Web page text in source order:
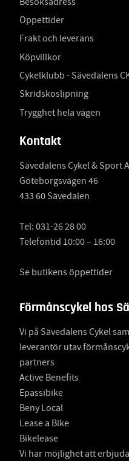
Öppettider
Frakt och leverans
Köpvillkor
Cykelklubb - Sävedalens
Skridskoslipning
Trygghet hela vägen
Kontakt
Sävedalens Cykel & Sport
Göteborgsvägen 46
433 60 Sävedalen
Tel: 031-26 28 00
Telefontid 10:00 – 16:00
Se butikens öppettider
Förmånscykel hos
Vi på Sävedalens Cykel
leverantör utav
partners
Active Benefits
Epassibike
Beny Local
Lease a Bike
Bikelease
Vi har möjlighet att